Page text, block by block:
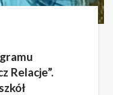
Relacje”.